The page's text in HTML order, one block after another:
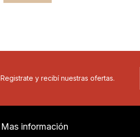
Registrate y recibí nuestras ofertas.
Mas información